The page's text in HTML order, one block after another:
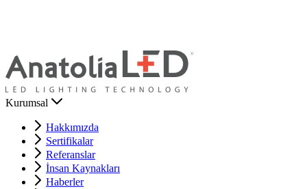
Kurumsal
Hakkımızda
Sertifikalar
Referanslar
İnsan Kaynakları
Haberler